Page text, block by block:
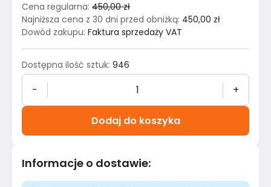
Cena regularna: 450,00 zł
Najniższa cena z 30 dni przed obniżką: 450,00 zł
Dowód zakupu: Faktura sprzedaży VAT
Dostępna ilość sztuk: 946
- +
Dodaj do koszyka
Informacje o dostawie: